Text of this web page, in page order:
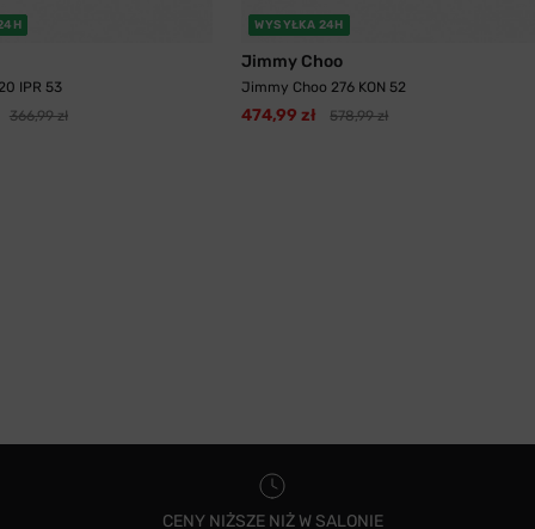
IPR 53
366,99 zł
WYSYŁKA 24H
Jimmy Choo
Jimmy Choo 276 KON 52
474,99 zł 578,99 zł
CENY NIŻSZE NIŻ W SALONIE